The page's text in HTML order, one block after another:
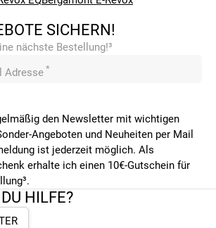
SICHERN!
nächste Bestellung!³
Adresse *
den Newsletter mit wichtigen
Angeboten und Neuheiten per Mail
ist jederzeit möglich. Als
erhalte ich einen 10€-Gutschein für
HILFE?